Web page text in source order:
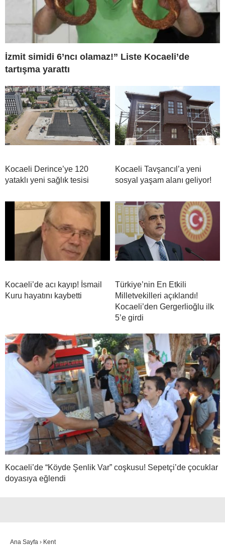
İzmit simidi 6’ncı olamaz!” Liste Kocaeli’de
tartışma yarattı
Kocaeli Derince’ye 120
yataklı yeni sağlık tesisi
Kocaeli Tavşancıl’a yeni
sosyal yaşam alanı geliyor!
Kocaeli’de acı kayıp! İsmail
Kuru hayatını kaybetti
Türkiye’nin En Etkili
Milletvekilleri açıklandı!
Kocaeli’den Gergerlioğlu ilk
5’e girdi
Kocaeli’de “Köyde Şenlik Var” coşkusu! Sepetçi’de çocuklar
doyasıya eğlendi
Ana Sayfa › Kent